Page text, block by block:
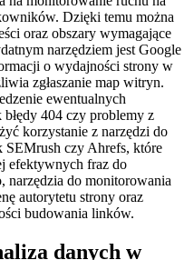
Dzięki temu można
oraz obszary wymagające
narzędziem jest Google
o wydajności strony w
zgłaszanie map witryn.
ewentualnych
404 czy problemy z
korzystanie z narzędzi do
SEMrush czy Ahrefs, które
efektywnych fraz do
do monitorowania
autorytetu strony oraz
budowania linków.
danych w